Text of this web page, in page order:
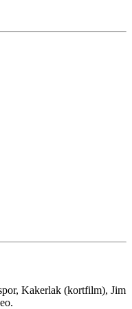
Kakerlak (kortfilm), Jim